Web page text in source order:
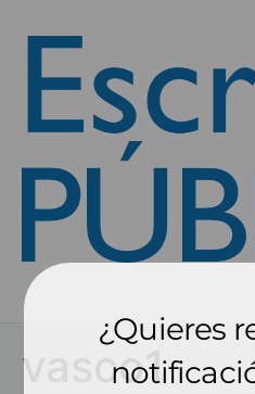
vasco1
¿Quieres